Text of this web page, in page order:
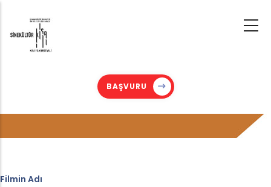
main
content
BAŞVURU
Filmin Adı